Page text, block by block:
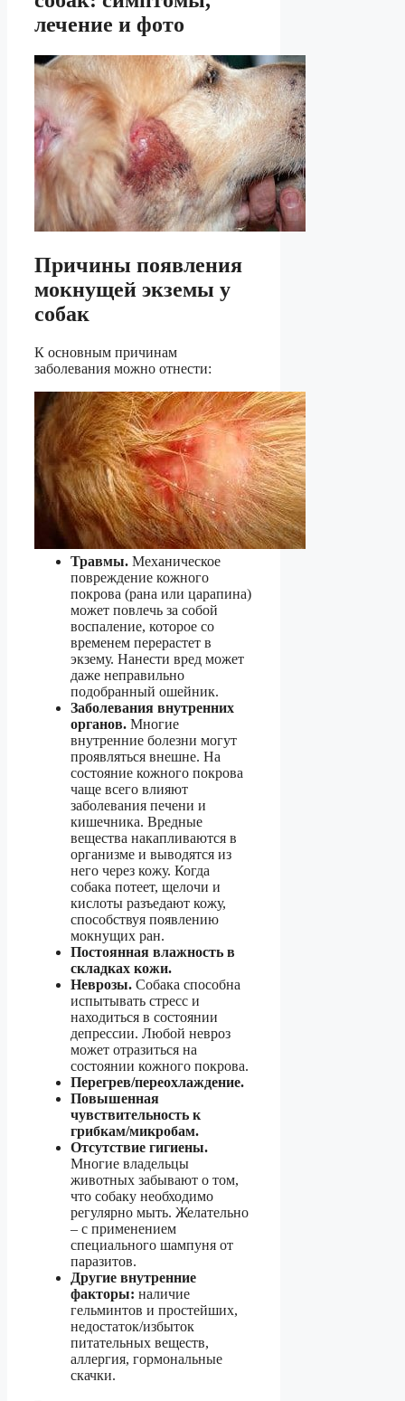
лечение и фото
Причины появления
мокнущей экземы у
собак
К основным причинам
заболевания можно отнести:
Травмы. Механическое
повреждение кожного
покрова (рана или царапина)
может повлечь за собой
воспаление, которое со
временем перерастет в
экзему. Нанести вред может
даже неправильно
подобранный ошейник.
Заболевания внутренних
органов. Многие
внутренние болезни могут
проявляться внешне. На
состояние кожного покрова
чаще всего влияют
заболевания печени и
кишечника. Вредные
вещества накапливаются в
организме и выводятся из
него через кожу. Когда
собака потеет, щелочи и
кислоты разъедают кожу,
способствуя появлению
мокнущих ран.
Постоянная влажность в
складках кожи.
Неврозы. Собака способна
испытывать стресс и
находиться в состоянии
депрессии. Любой невроз
может отразиться на
состоянии кожного покрова.
Перегрев/переохлаждение.
Повышенная
чувствительность к
грибкам/микробам.
Отсутствие гигиены.
Многие владельцы
животных забывают о том,
что собаку необходимо
регулярно мыть. Желательно
– с применением
специального шампуня от
паразитов.
Другие внутренние
факторы: наличие
гельминтов и простейших,
недостаток/избыток
питательных веществ,
аллергия, гормональные
скачки.